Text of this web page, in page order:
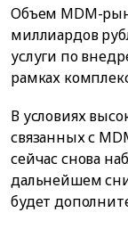
Объем MDM-
миллиардов
услуги по
рамках
В условиях
связанных с
сейчас снова
дальнейшем
будет